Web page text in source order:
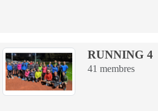
RUNNING 4
41 membres